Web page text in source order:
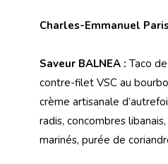
Charles-Emmanuel
Saveur BALNEA : Taco
contre-filet VSC au
crème artisanale
radis, concombres
marinés, purée de